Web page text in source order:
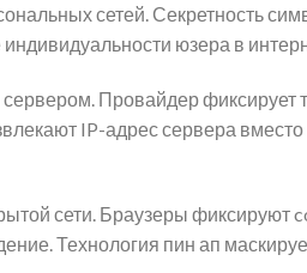
сетей. Секретность
юзера в
Провайдер фиксирует
IP-адрес сервера
сети. Браузеры фиксируют
Технология пин ап